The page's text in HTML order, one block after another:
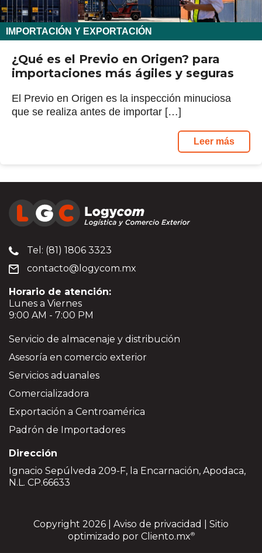
IMPORTACIÓN Y EXPORTACIÓN
¿Qué es el Previo en Origen? para
importaciones más ágiles y seguras
El Previo en Origen es la inspección minuciosa
que se realiza antes de importar […]
Leer más
Tel: (81) 1806 3323
contacto@logycom.mx
Horario de atención:
Lunes a Viernes
9:00 AM - 7:00 PM
Servicio de almacenaje y distribución
Asesoría en comercio exterior
Servicios aduanales
Comercializadora
Exportación a Centroamérica
Padrón de Importadores
Dirección
Ignacio Sepúlveda 209-F, la Encarnación, Apodaca,
N.L. CP.66633
Copyright 2026 | Aviso de privacidad
| Sitio
optimizado por Cliento.mx®